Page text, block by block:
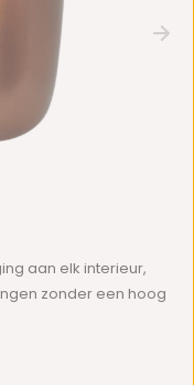
aan elk interieur,
zonder een hoog